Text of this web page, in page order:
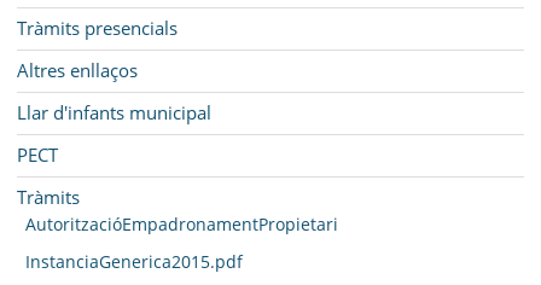
Tràmits presencials
Altres enllaços
Llar d'infants municipal
PECT
Tràmits
AutoritzacióEmpadronamentPropietari
InstanciaGenerica2015.pdf